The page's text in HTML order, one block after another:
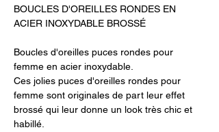
BOUCLES D'OREILLES RONDES EN
ACIER INOXYDABLE BROSSÉ
Boucles d'oreilles puces rondes pour
femme en acier inoxydable.
Ces jolies puces d'oreilles rondes pour
femme sont originales de part leur effet
brossé qui leur donne un look très chic et
habillé.